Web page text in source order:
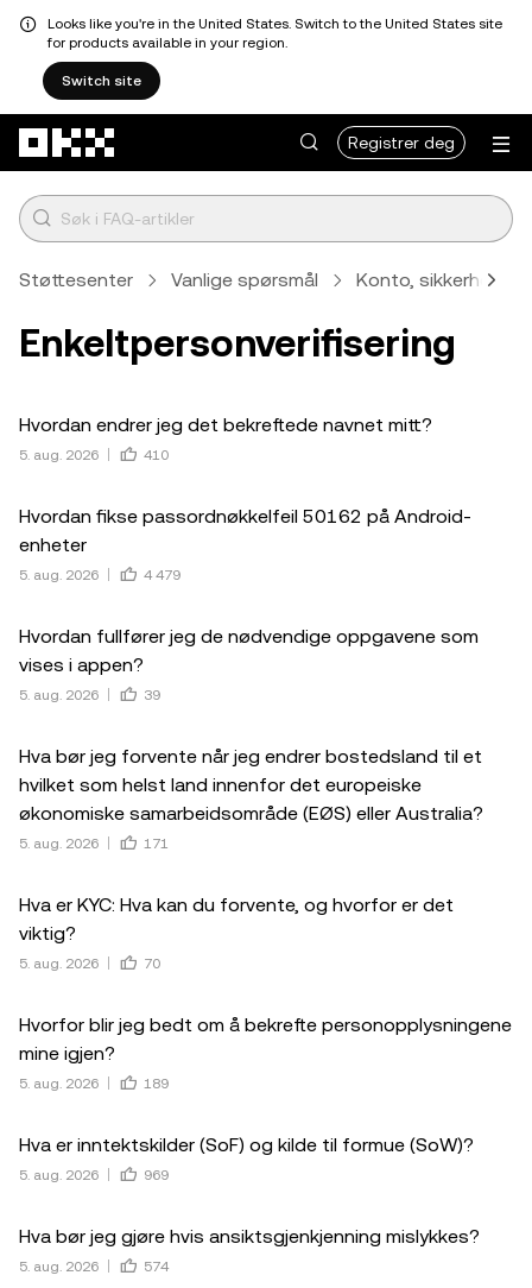
Looks like you're in the United States. Switch to the United States site
for products available in your region.
Switch site
Registrer deg
Støttesenter Vanlige spørsmål Konto, sikkerhet og
Enkeltpersonverifisering
Hvordan endrer jeg det bekreftede navnet mitt?
5. aug. 2026 410
Hvordan fikse passordnøkkelfeil 50162 på Android-
enheter
5. aug. 2026 4 479
Hvordan fullfører jeg de nødvendige oppgavene som
vises i appen?
5. aug. 2026 39
Hva bør jeg forvente når jeg endrer bostedsland til et
hvilket som helst land innenfor det europeiske
økonomiske samarbeidsområde (EØS) eller Australia?
5. aug. 2026 171
Hva er KYC: Hva kan du forvente, og hvorfor er det
viktig?
5. aug. 2026 70
Hvorfor blir jeg bedt om å bekrefte personopplysningene
mine igjen?
5. aug. 2026 189
Hva er inntektskilder (SoF) og kilde til formue (SoW)?
5. aug. 2026 969
Hva bør jeg gjøre hvis ansiktsgjenkjenning mislykkes?
5. aug. 2026 574